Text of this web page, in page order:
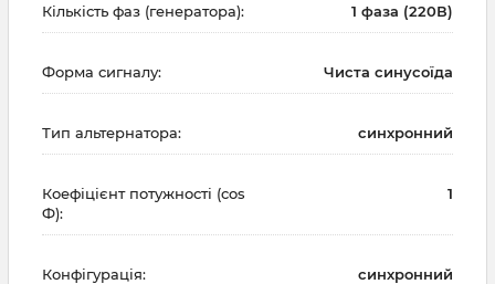
Кількість фаз (генератора): 1 фаза (220В)
Форма сигналу: Чиста синусоїда
Тип альтернатора: синхронний
Коефіцієнт потужності (cos
Ф):
1
Конфігурація: синхронний